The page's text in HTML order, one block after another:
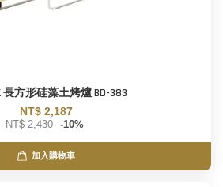
長方形硅藻土烤爐 BD-383
NT$ 2,187
NT$ 2,430 -10%
加入購物車